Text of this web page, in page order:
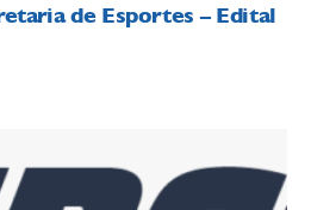
de Esportes – Edital